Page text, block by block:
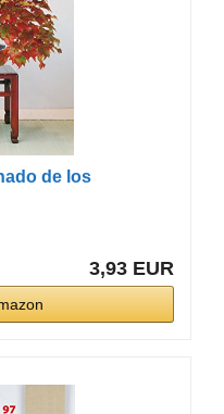
de los
3,93 EUR